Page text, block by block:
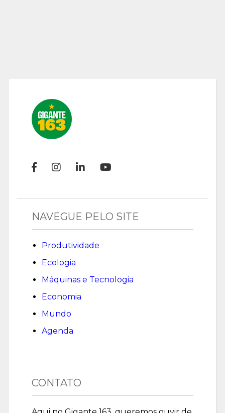
NAVEGUE PELO SITE
Produtividade
Ecologia
Máquinas e Tecnologia
Economia
Mundo
Agenda
CONTATO